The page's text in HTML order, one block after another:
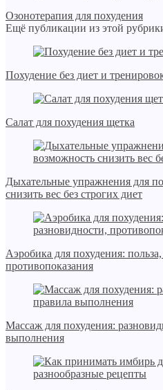
Озонотерапия для похудения
Ещё публикации из этой
Похудение без диет и
Салат для похудения щетка
Дыхательные упражнения для
снизить вес без строгих диет
Аэробика для похудения:
противопоказания
Массаж для похудения:
выполнения